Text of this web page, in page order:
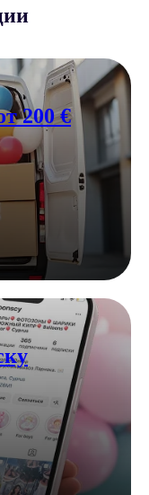
200 €